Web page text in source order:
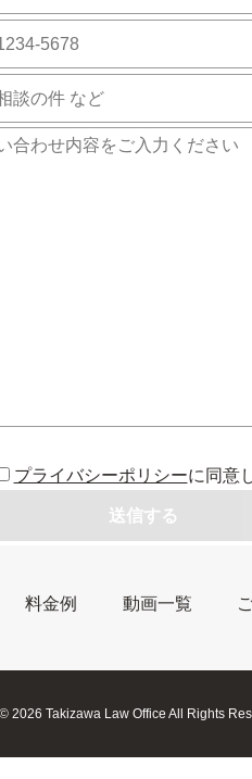
プライバシーポリシーに同意
料金例 動画一覧
© 2026 Takizawa Law Office All Rights